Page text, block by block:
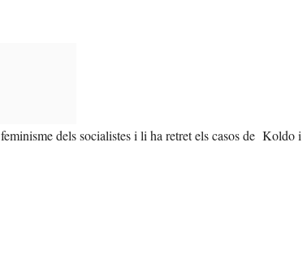
dels socialistes i li ha retret els casos de Koldo i